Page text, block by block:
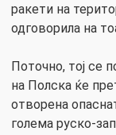
ракети на
одговорила на
Поточно, тој се
на Полска ќе
отворена
голема руско-